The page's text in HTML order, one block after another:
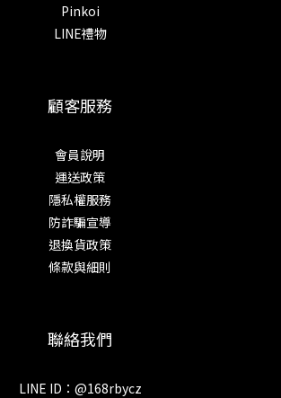
Pinkoi
LINE禮物
顧客服務
會員說明
運送政策
隱私權服務
防詐騙宣導
退換貨政策
條款與細則
聯絡我們
LINE ID：@168rbycz